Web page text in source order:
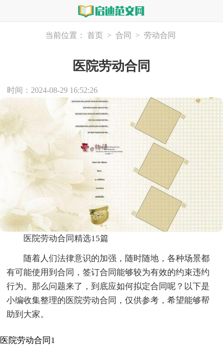
当前位置： 首页 > 合同 > 劳动合同
医院劳动合同
时间：2024-08-29 16:52:26
医院劳动合同精选15篇
随着人们法律意识的加强，随时随地，各种场景都
有可能使用到合同，签订合同能够较为有效的约束违约
行为。那么问题来了，到底应如何拟定合同呢？以下是
小编收集整理的医院劳动合同，仅供参考，希望能够帮
助到大家。
医院劳动合同1